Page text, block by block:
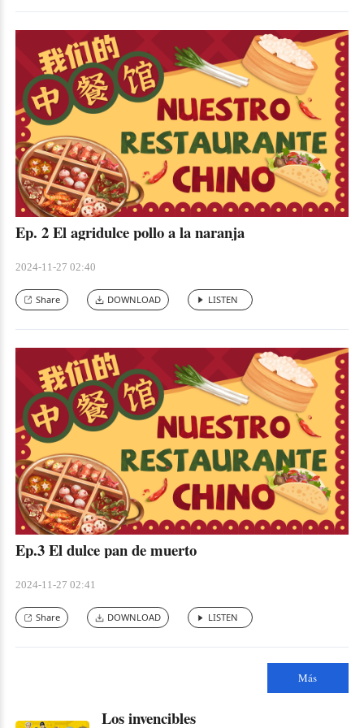
Ep. 2 El agridulce pollo a la naranja
2024-11-27 02:40
Share DOWNLOAD LISTEN
Ep.3 El dulce pan de muerto
2024-11-27 02:41
Share DOWNLOAD LISTEN
Más
Los invencibles